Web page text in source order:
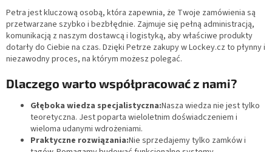
Petra jest kluczową osobą, która zapewnia, że ​​Twoje zamówienia są
przetwarzane szybko i bezbłędnie. Zajmuje się pełną administracją,
komunikacją z naszym dostawcą i logistyką, aby właściwe produkty
dotarły do ​​Ciebie na czas. Dzięki Petrze zakupy w Lockey.cz to płynny i
niezawodny proces, na którym możesz polegać.
Dlaczego warto współpracować z nami?
Głęboka wiedza specjalistyczna:Nasza wiedza nie jest tylko
teoretyczna. Jest poparta wieloletnim doświadczeniem i
wieloma udanymi wdrożeniami.
Praktyczne rozwiązania:Nie sprzedajemy tylko zamków i